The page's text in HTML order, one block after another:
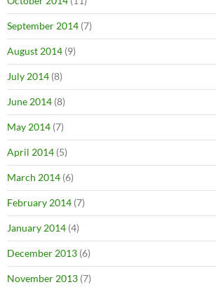
September 2014 (7)
August 2014 (9)
July 2014 (8)
June 2014 (8)
May 2014 (7)
April 2014 (5)
March 2014 (6)
February 2014 (7)
January 2014 (4)
December 2013 (6)
November 2013 (7)